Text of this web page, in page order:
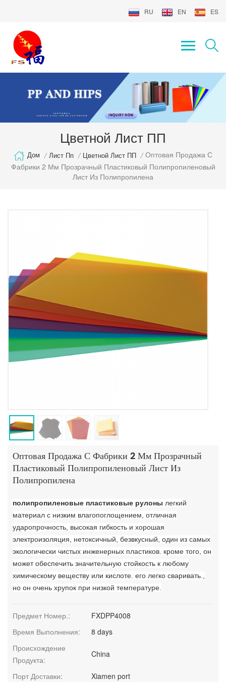
RU EN ES
Цветной Лист ПП
Дом / Лист Пп / Цветной Лист ПП / Оптовая Продажа С
Фабрики 2 Мм Прозрачный Пластиковый Полипропиленовый
Лист Из Полипропилена
Оптовая Продажа С Фабрики 2 Мм Прозрачный
Пластиковый Полипропиленовый Лист Из
Полипропилена
полипропиленовые пластиковые рулоны легкий
материал с низким влагопоглощением, отличная
ударопрочность, высокая гибкость и хорошая
электроизоляция, нетоксичный, безвкусный, один из самых
экологически чистых инженерных пластиков. кроме того, он
может обеспечить значительную стойкость к любому
химическому веществу или кислоте. его легко сваривать.,
но он очень хрупок при низкой температуре.
Предмет Номер.:
FXDPP4008
Время Выполнения:
8 days
Происхождение
Продукта:
China
Порт Доставки: Xiamen port